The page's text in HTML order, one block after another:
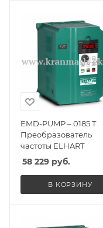
EMD-PUMP – 0185 T
Преобразователь
частоты ELHART
58 229 руб.
В КОРЗИНУ